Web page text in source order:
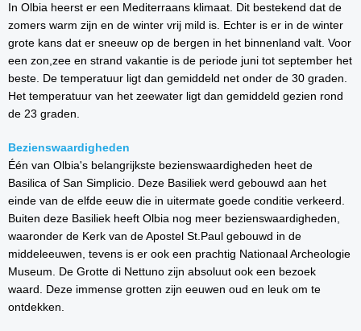
In Olbia heerst er een Mediterraans klimaat. Dit bestekend dat de
zomers warm zijn en de winter vrij mild is. Echter is er in de winter
grote kans dat er sneeuw op de bergen in het binnenland valt. Voor
een zon,zee en strand vakantie is de periode juni tot september het
beste. De temperatuur ligt dan gemiddeld net onder de 30 graden.
Het temperatuur van het zeewater ligt dan gemiddeld gezien rond
de 23 graden.
Bezienswaardigheden
Één van Olbia's belangrijkste bezienswaardigheden heet de
Basilica of San Simplicio. Deze Basiliek werd gebouwd aan het
einde van de elfde eeuw die in uitermate goede conditie verkeerd.
Buiten deze Basiliek heeft Olbia nog meer bezienswaardigheden,
waaronder de Kerk van de Apostel St.Paul gebouwd in de
middeleeuwen, tevens is er ook een prachtig Nationaal Archeologie
Museum. De Grotte di Nettuno zijn absoluut ook een bezoek
waard. Deze immense grotten zijn eeuwen oud en leuk om te
ontdekken.